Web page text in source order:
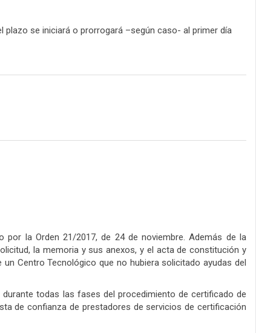
plazo se iniciará o prorrogará –según caso- al primer día
la Orden 21/2017, de 24 de noviembre. Además de la
la memoria y sus anexos, y el acta de constitución y
Centro Tecnológico que no hubiera solicitado ayudas del
todas las fases del procedimiento de certificado de
de confianza de prestadores de servicios de certificación